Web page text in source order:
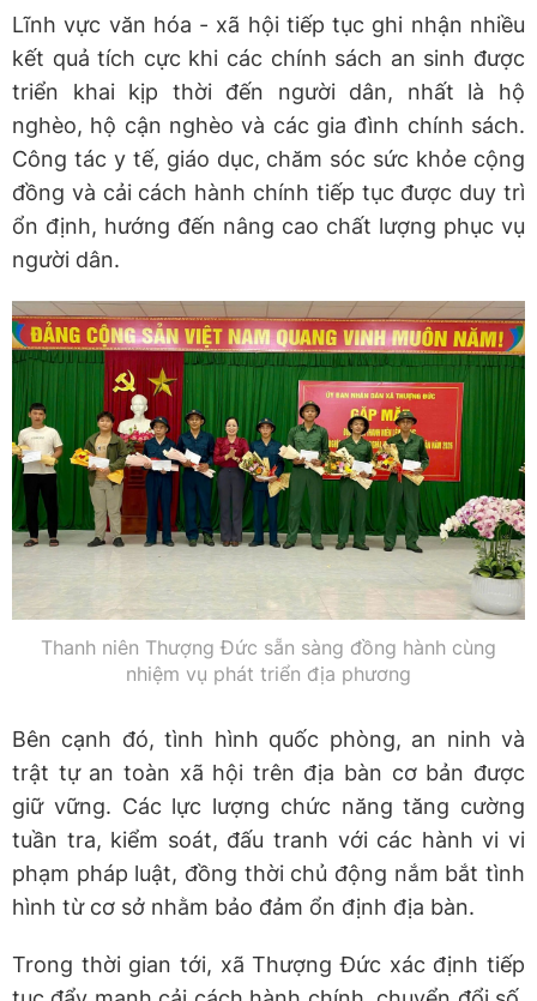
Lĩnh vực văn hóa - xã hội tiếp tục ghi nhận nhiều
kết quả tích cực khi các chính sách an sinh được
triển khai kịp thời đến người dân, nhất là hộ
nghèo, hộ cận nghèo và các gia đình chính sách.
Công tác y tế, giáo dục, chăm sóc sức khỏe cộng
đồng và cải cách hành chính tiếp tục được duy trì
ổn định, hướng đến nâng cao chất lượng phục vụ
người dân.
Thanh niên Thượng Đức sẵn sàng đồng hành cùng
nhiệm vụ phát triển địa phương
Bên cạnh đó, tình hình quốc phòng, an ninh và
trật tự an toàn xã hội trên địa bàn cơ bản được
giữ vững. Các lực lượng chức năng tăng cường
tuần tra, kiểm soát, đấu tranh với các hành vi vi
phạm pháp luật, đồng thời chủ động nắm bắt tình
hình từ cơ sở nhằm bảo đảm ổn định địa bàn.
Trong thời gian tới, xã Thượng Đức xác định tiếp